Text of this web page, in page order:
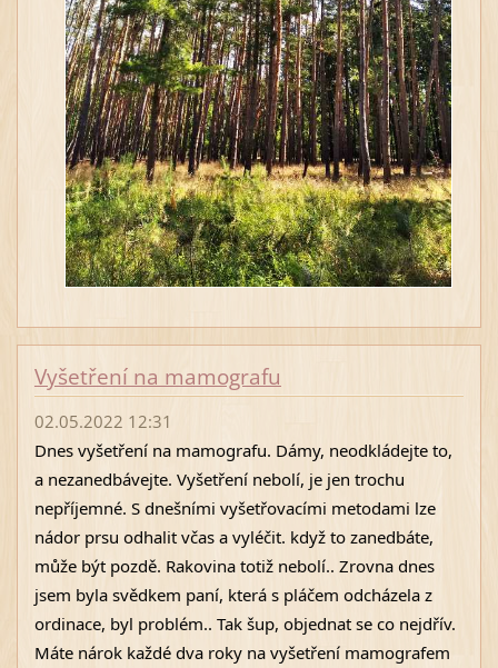
Vyšetření na mamografu
02.05.2022 12:31
Dnes vyšetření na mamografu. Dámy, neodkládejte to,
a nezanedbávejte. Vyšetření nebolí, je jen trochu
nepříjemné. S dnešními vyšetřovacími metodami lze
nádor prsu odhalit včas a vyléčit. když to zanedbáte,
může být pozdě. Rakovina totiž nebolí.. Zrovna dnes
jsem byla svědkem paní, která s pláčem odcházela z
ordinace, byl problém.. Tak šup, objednat se co nejdřív.
Máte nárok každé dva roky na vyšetření mamografem